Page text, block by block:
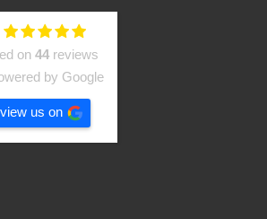
on 44reviews
us on